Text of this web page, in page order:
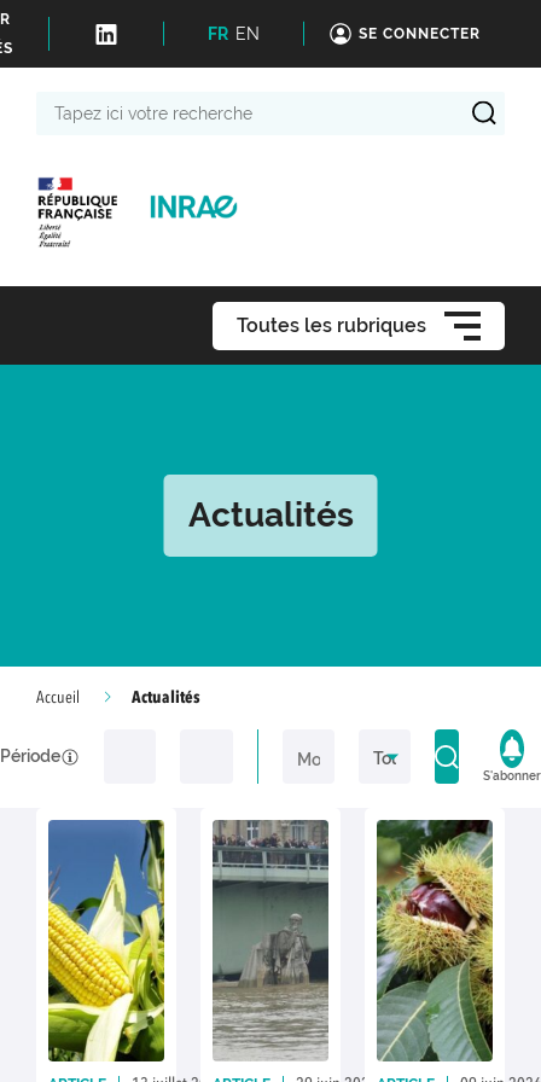
FR EN SE CONNECTER
Toutes les rubriques
Actualités
Accueil Actualités
Période
S'abonner